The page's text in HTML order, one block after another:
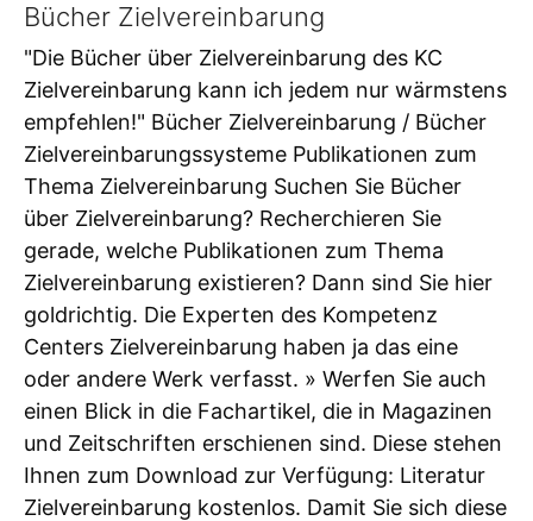
Bücher Zielvereinbarung
"Die Bücher über Zielvereinbarung des KC
Zielvereinbarung kann ich jedem nur wärmstens
empfehlen!" Bücher Zielvereinbarung / Bücher
Zielvereinbarungssysteme Publikationen zum
Thema Zielvereinbarung Suchen Sie Bücher
über Zielvereinbarung? Recherchieren Sie
gerade, welche Publikationen zum Thema
Zielvereinbarung existieren? Dann sind Sie hier
goldrichtig. Die Experten des Kompetenz
Centers Zielvereinbarung haben ja das eine
oder andere Werk verfasst. » Werfen Sie auch
einen Blick in die Fachartikel, die in Magazinen
und Zeitschriften erschienen sind. Diese stehen
Ihnen zum Download zur Verfügung: Literatur
Zielvereinbarung kostenlos. Damit Sie sich diese